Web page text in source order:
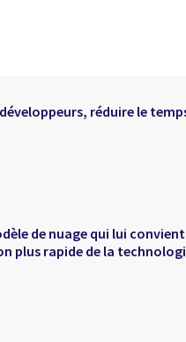
réduire le
de nuage qui lui
plus rapide de la